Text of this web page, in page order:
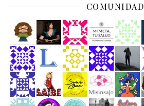
COMUNIDAD